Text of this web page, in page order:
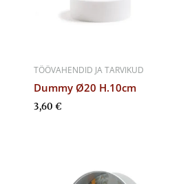
TÖÖVAHENDID JA TARVIKUD
Dummy Ø20 H.10cm
3,60 €